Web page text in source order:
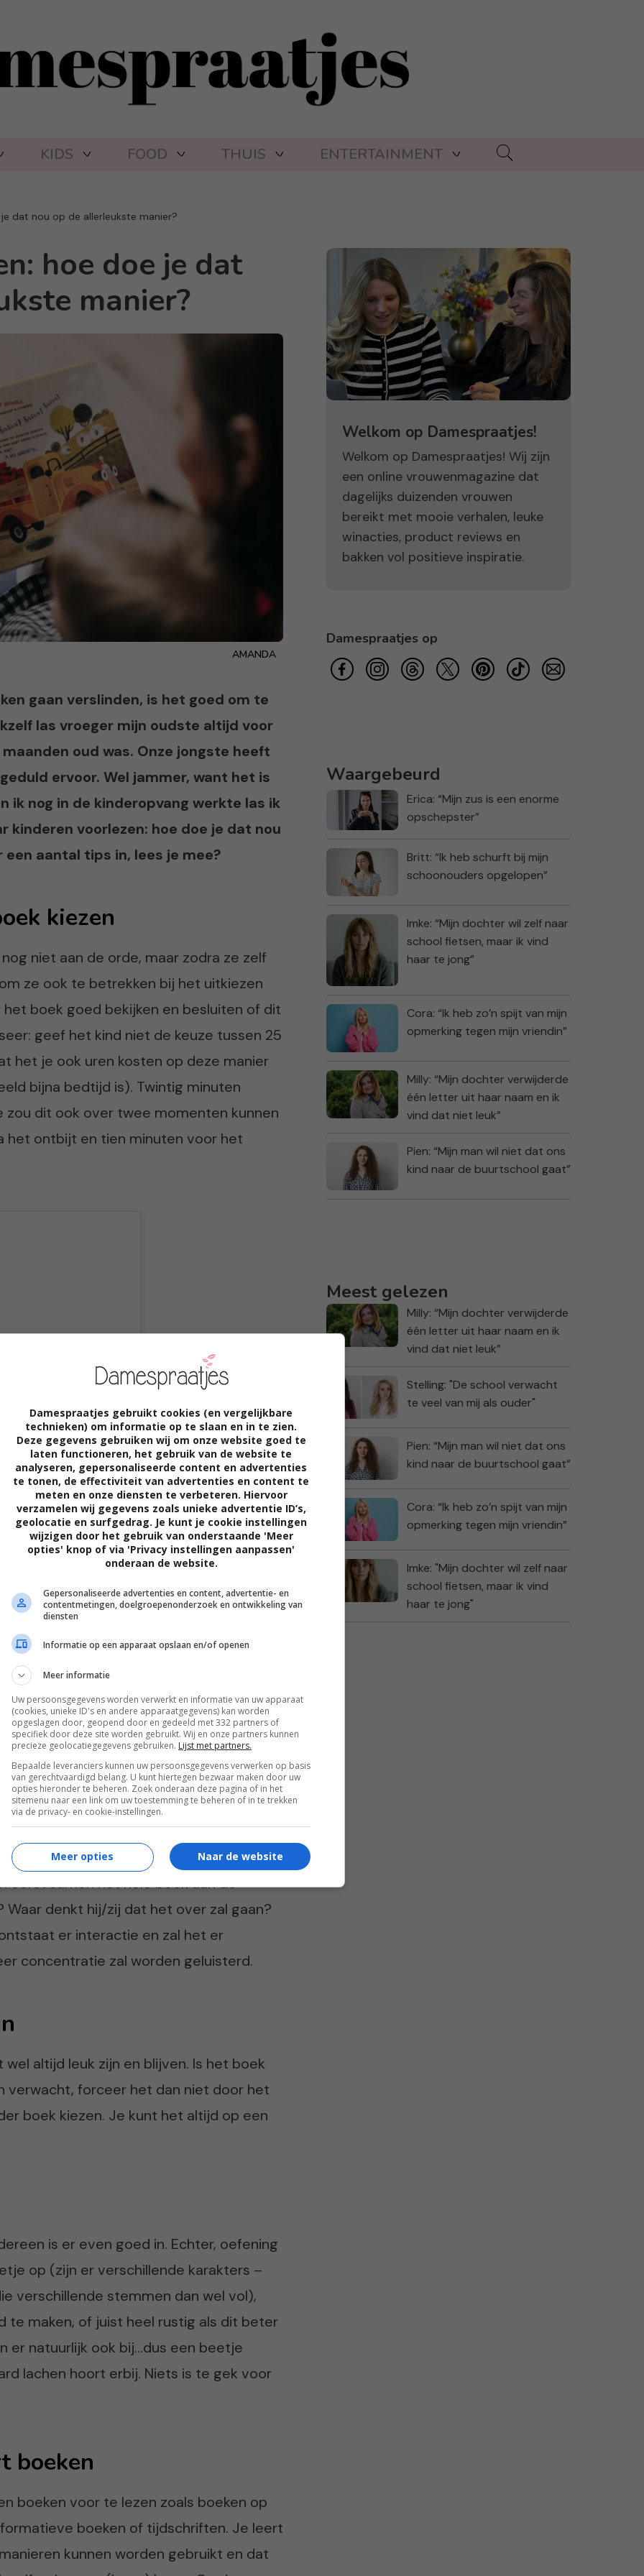
KIDS FOOD THUIS ENTERTAINMENT
dat nou op de allerleukste manier?
hoe doe je dat
manier?
AMANDA
gaan verslinden, is het goed om te
las vroeger mijn oudste altijd voor
oud was. Onze jongste heeft
ervoor. Wel jammer, want het is
ik nog in de kinderopvang werkte las ik
kinderen voorlezen: hoe doe je dat nou
aantal tips in, lees je mee?
kiezen
niet aan de orde, maar zodra ze zelf
ze ook te betrekken bij het uitkiezen
boek goed bekijken en besluiten of dit
geef het kind niet de keuze tussen 25
het je ook uren kosten op deze manier
bijna bedtijd is). Twintig minuten
zou dit ook over twee momenten kunnen
het ontbijt en tien minuten voor het
het boek openslaat
eerst samen het hele boek aan de
denkt hij/zij dat het over zal gaan?
er interactie en zal het er
concentratie zal worden geluisterd.
altijd leuk zijn en blijven. Is het boek
verwacht, forceer het dan niet door het
boek kiezen. Je kunt het altijd op een
is er even goed in. Echter, oefening
op (zijn er verschillende karakters –
verschillende stemmen dan wel vol),
te maken, of juist heel rustig als dit beter
er natuurlijk ook bij…dus een beetje
lachen hoort erbij. Niets is te gek voor
boeken
boeken voor te lezen zoals boeken op
boeken of tijdschriften. Je leert
kunnen worden gebruikt en dat
Welkom op Damespraatjes!
Welkom op Damespraatjes! Wij zijn
een online vrouwenmagazine dat
dagelijks duizenden vrouwen
bereikt met mooie verhalen, leuke
winacties, product reviews en
bakken vol positieve inspiratie.
Damespraatjes op
Waargebeurd
Erica: “Mijn zus is een enorme
opschepster”
Britt: “Ik heb schurft bij mijn
schoonouders opgelopen”
Imke: “Mijn dochter wil zelf naar
school fietsen, maar ik vind
haar te jong”
Cora: “Ik heb zo’n spijt van mijn
opmerking tegen mijn vriendin”
Milly: “Mijn dochter verwijderde
één letter uit haar naam en ik
vind dat niet leuk”
Pien: “Mijn man wil niet dat ons
kind naar de buurtschool gaat”
Meest gelezen
Milly: “Mijn dochter verwijderde
één letter uit haar naam en ik
vind dat niet leuk”
Stelling: "De school verwacht
te veel van mij als ouder"
Pien: “Mijn man wil niet dat ons
kind naar de buurtschool gaat”
Cora: “Ik heb zo’n spijt van mijn
opmerking tegen mijn vriendin”
Imke: "Mijn dochter wil zelf naar
school fietsen, maar ik vind
haar te jong"
Damespraatjes gebruikt cookies (en vergelijkbare
technieken) om informatie op te slaan en in te zien.
Deze gegevens gebruiken wij om onze website goed te
laten functioneren, het gebruik van de website te
analyseren, gepersonaliseerde content en advertenties
te tonen, de effectiviteit van advertenties en content te
meten en onze diensten te verbeteren. Hiervoor
verzamelen wij gegevens zoals unieke advertentie ID’s,
geolocatie en surfgedrag. Je kunt je cookie instellingen
wijzigen door het gebruik van onderstaande 'Meer
opties' knop of via 'Privacy instellingen aanpassen'
onderaan de website.
Gepersonaliseerde advertenties en content, advertentie- en
contentmetingen, doelgroepenonderzoek en ontwikkeling van
diensten
Informatie op een apparaat opslaan en/of openen
Meer informatie
Uw persoonsgegevens worden verwerkt en informatie van uw apparaat
(cookies, unieke ID's en andere apparaatgegevens) kan worden
opgeslagen door, geopend door en gedeeld met 332 partners of
specifiek door deze site worden gebruikt. Wij en onze partners kunnen
precieze geolocatiegegevens gebruiken. Lijst met partners.
Bepaalde leveranciers kunnen uw persoonsgegevens verwerken op basis
van gerechtvaardigd belang. U kunt hiertegen bezwaar maken door uw
opties hieronder te beheren. Zoek onderaan deze pagina of in het
sitemenu naar een link om uw toestemming te beheren of in te trekken
via de privacy- en cookie-instellingen.
Naar de website
Meer opties